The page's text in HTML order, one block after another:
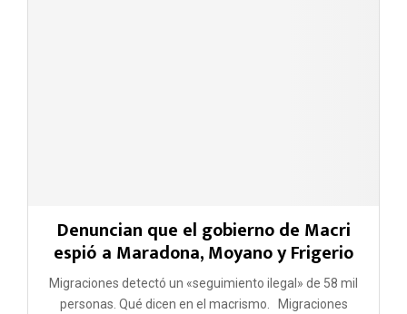
Denuncian que el gobierno de Macri
espió a Maradona, Moyano y Frigerio
Migraciones detectó un «seguimiento ilegal» de 58 mil
personas. Qué dicen en el macrismo. Migraciones